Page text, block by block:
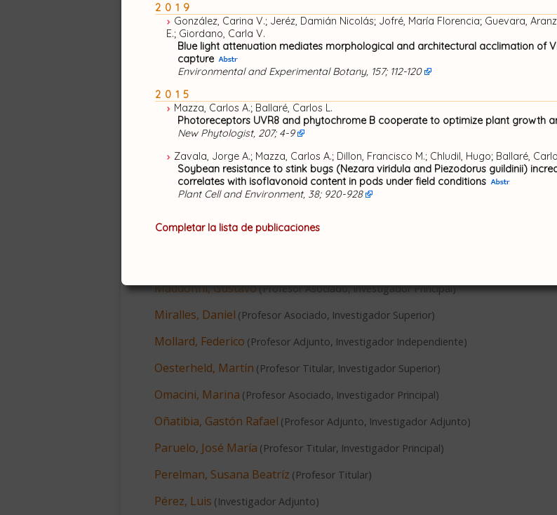
Fernández Aldúncin, Roberto(Profesor Titular, Investigador Principal)
Fernández Aldúncin, Roberto(Profesor Titular,Investigador Principal)
Ferraro, Diego Omar(Profesor Adjunto,Investigador Independiente
Garbulsky, Martín(Profesor Asociado,Investigador Adjunto)
García Parisi, Pablo(Jefe de Trabajos Prácticos, Investigador Adjunto)
Ghersa, Claudio (Profesor Emérito )
Grimoldi, Agustín (Profesor Titular,Investigador Principal)
Insausti, Pedro( Profesor Titular)
Maddonni, Gustavo(Profesor Asociado,Investigador Principal)
Miralles, Daniel (Profesor Asociado, Investigador Superior)
Mollard, Federico (Profesor Adjunto, Investigador Independiente)
Oesterheld, Martín (Profesor Titular, Investigador Superior)
Omacini, Marina (Profesor Asociado, Investigador Principal)
Oñatibia, Gastón Rafael (Profesor Adjunto, Investigador Adjunto)
Paruelo, José María (Profesor Titular, Investigador Principal)
Perelman, Susana Beatríz (Profesor Titular)
Pérez, Luis (Investigador Adjunto)
2019
González, Carina V.; Jeréz, Damián Nicolás; Jofré, María Florencia; Guevara,
E.; Giordano, Carla V.
Blue light attenuation mediates morphological and architectural acclimation of
capture
Environmental and Experimental Botany, 157; 112-120
2015
Mazza, Carlos A.; Ballaré, Carlos L.
Photoreceptors UVR8 and phytochrome B cooperate to optimize plant growth
New Phytologist, 207; 4-9
Zavala, Jorge A.; Mazza, Carlos A.; Dillon, Francisco M.; Chludil, Hugo; Ballaré,
Soybean resistance to stink bugs (Nezara viridula and Piezodorus guildinii)
correlates with isoflavonoid content in pods under field conditions
Plant Cell and Environment, 38; 920-928
Completar la lista de publicaciones